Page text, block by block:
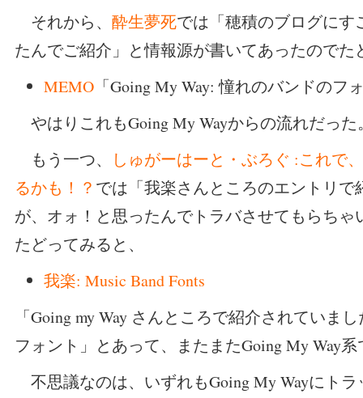
それから、 酔生夢死では「穂積のブログにす
たんでご紹介」と情報源が書いてあったのでた
MEMO 「Going My Way: 憧れのバンドのフ
やはりこれもGoing My Wayからの流れだった
もう一つ、
しゅがーはーと・ぶろぐ :これで
るかも！？ では「我楽さんところのエントリで
が、オォ！と思ったんでトラバさせてもらちゃ
たどってみると、
我楽: Music Band Fonts
「Going my Way さんところで紹介されていま
フォント」とあって、またまたGoing My Way
不思議なのは、いずれもGoing My Wayにト